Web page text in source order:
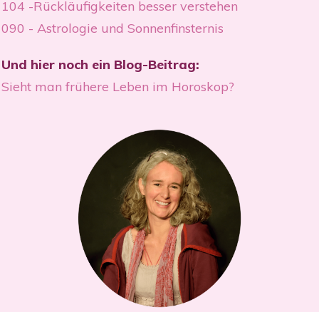
104 -Rückläufigkeiten besser verstehen
090 - Astrologie und Sonnenfinsternis
Und hier noch ein Blog-Beitrag:
Sieht man frühere Leben im Horoskop?